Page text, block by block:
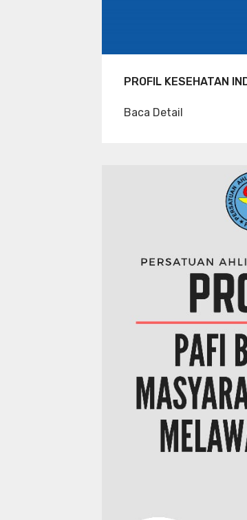
PROFIL KESEHATAN
Baca Detail